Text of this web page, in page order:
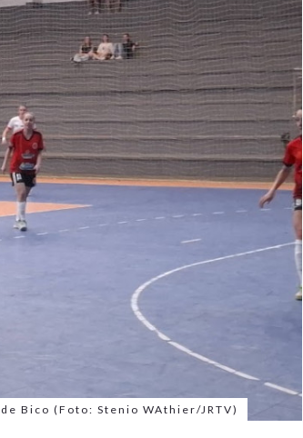
Bico (Foto: Stenio WAthier/JRTV)